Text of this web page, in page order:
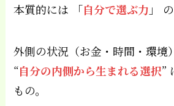
本質的には 「自分で選ぶ力 」
外側の状況（お金・時間・環境
“自分の内側から生まれる選択”
もの。